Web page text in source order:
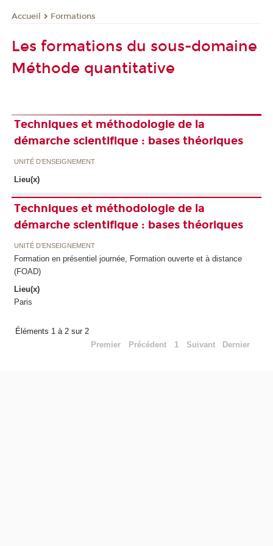
Accueil Formations
Les formations du sous-domaine
Méthode quantitative
Techniques et méthodologie de la
démarche scientifique : bases théoriques
UNITÉ D’ENSEIGNEMENT
Lieu(x)
Techniques et méthodologie de la
démarche scientifique : bases théoriques
UNITÉ D’ENSEIGNEMENT
Formation en présentiel journée, Formation ouverte et à distance
(FOAD)
Lieu(x)
Paris
Éléments 1 à 2 sur 2
Premier
Précédent 1 Suivant Dernier